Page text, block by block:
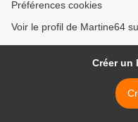
Préférences cookies
Voir le profil de Martine64
Créer un